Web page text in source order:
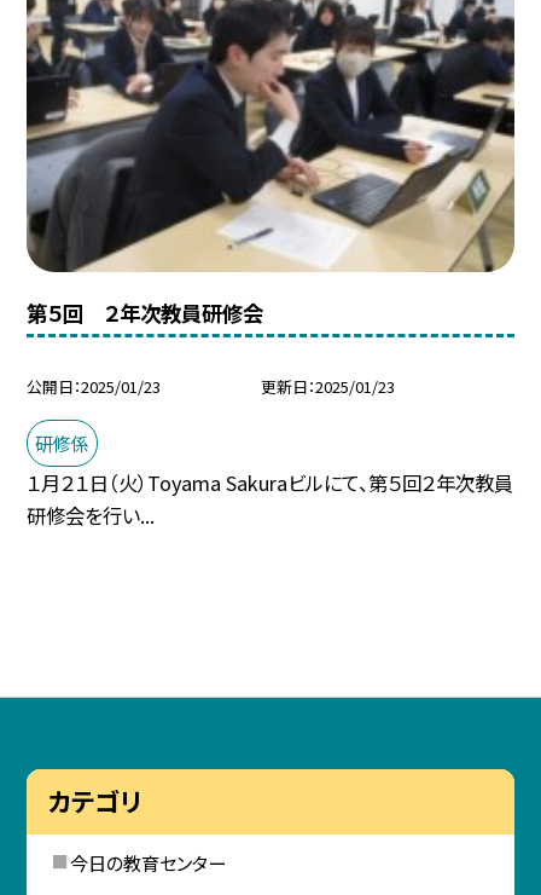
第５回 ２年次教員研修会
公開日 2025/01/23 更新日 2025/01/23
研修係
１月２１日（火）Toyama Sakuraビルにて、第５回２年次教員
研修会を行い...
カテゴリ
今日の教育センター